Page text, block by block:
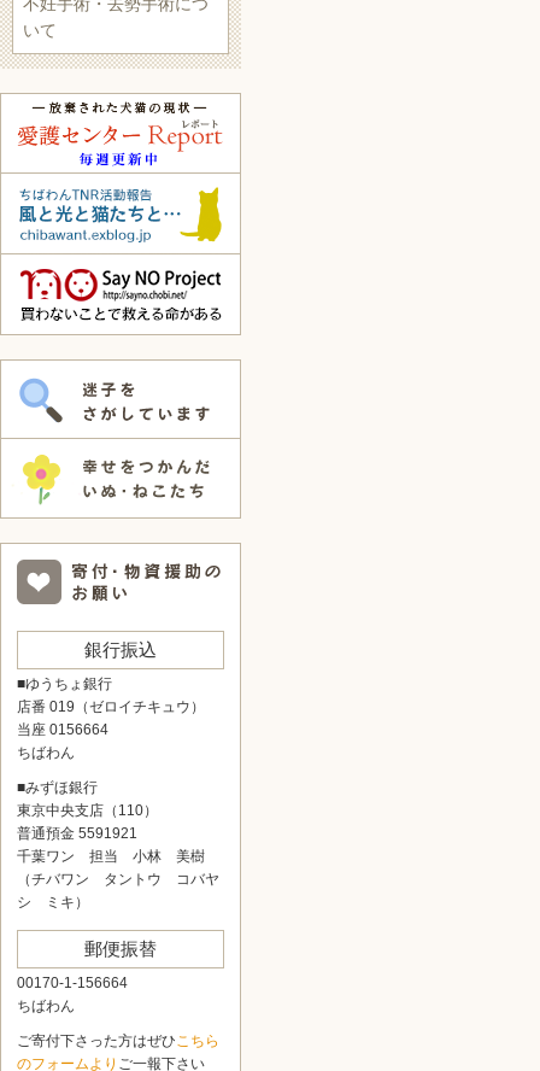
いて
銀行振込
■ゆうちょ銀行
店番 019（ゼロイチキュウ）
当座 0156664
ちばわん
■みずほ銀行
東京中央支店（110）
普通預金 5591921
千葉ワン 担当 小林 美樹
（チバワン タントウ コバヤ
シ ミキ）
郵便振替
00170-1-156664
ちばわん
ご寄付下さった方はぜひこちら
のフォームより ご一報下さい